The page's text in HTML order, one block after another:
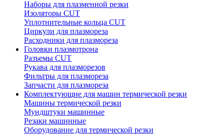
Наборы для плазменной резки
Изоляторы CUT
Уплотнительные кольца CUT
Циркули для плазмореза
Расходники для плазмореза
Головки плазмотрона
Разъемы CUT
Рукава для плазморезов
Фильтры для плазмореза
Запчасти для плазмореза
Комплектующие для машин термической резки
Машины термической резки
Мундштуки машинные
Резаки машинные
Оборудование для термической резки